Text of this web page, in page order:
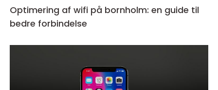
Optimering af wifi på bornholm: en guide til
bedre forbindelse